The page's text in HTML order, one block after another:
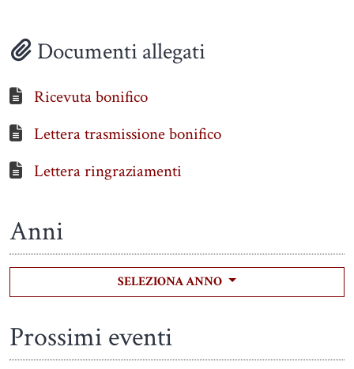
Documenti allegati
Ricevuta bonifico
Lettera trasmissione bonifico
Lettera ringraziamenti
Anni
SELEZIONA ANNO
Prossimi eventi